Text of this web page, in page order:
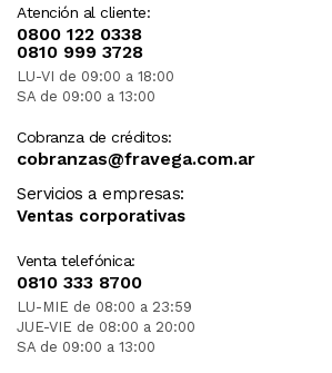
Atención al cliente:
0800 122 0338
0810 999 3728
LU-VI de 09:00 a 18:00
SA de 09:00 a 13:00
Cobranza de créditos:
cobranzas@fravega.com.ar
Servicios a empresas:
Ventas corporativas
Venta telefónica:
0810 333 8700
LU-MIE de 08:00 a 23:59
JUE-VIE de 08:00 a 20:00
SA de 09:00 a 13:00